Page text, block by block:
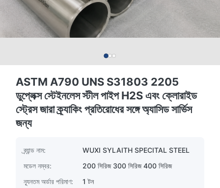
ASTM A790 UNS S31803 2205
ডুপ্লেক্স স্টেইনলেস স্টীল পাইপ H2S এবং ক্লোরাইড
স্ট্রেস জারা ক্র্যাকিং প্রতিরোধের সঙ্গে অ্যাসিড সার্ভিস
জন্য
ব্র্যান্ড নাম:
WUXI SYLAITH SPECITAL STEEL
মডেল নম্বর:
200 সিরিজ 300 সিরিজ 400 সিরিজ
ন্যূনতম অর্ডার পরিমাণ:
1 টন